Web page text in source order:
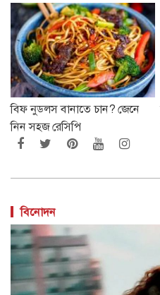
বিফ নুডলস বানাতে চান? জেনে
নিন সহজ রেসিপি
বিনোদন